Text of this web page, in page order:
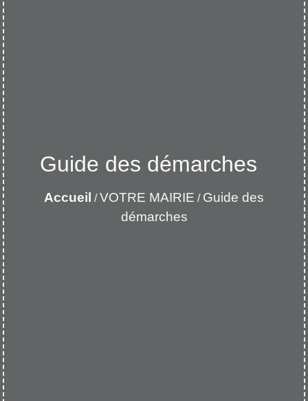
Guide des démarches
Accueil /VOTRE MAIRIE / Guide des
démarches